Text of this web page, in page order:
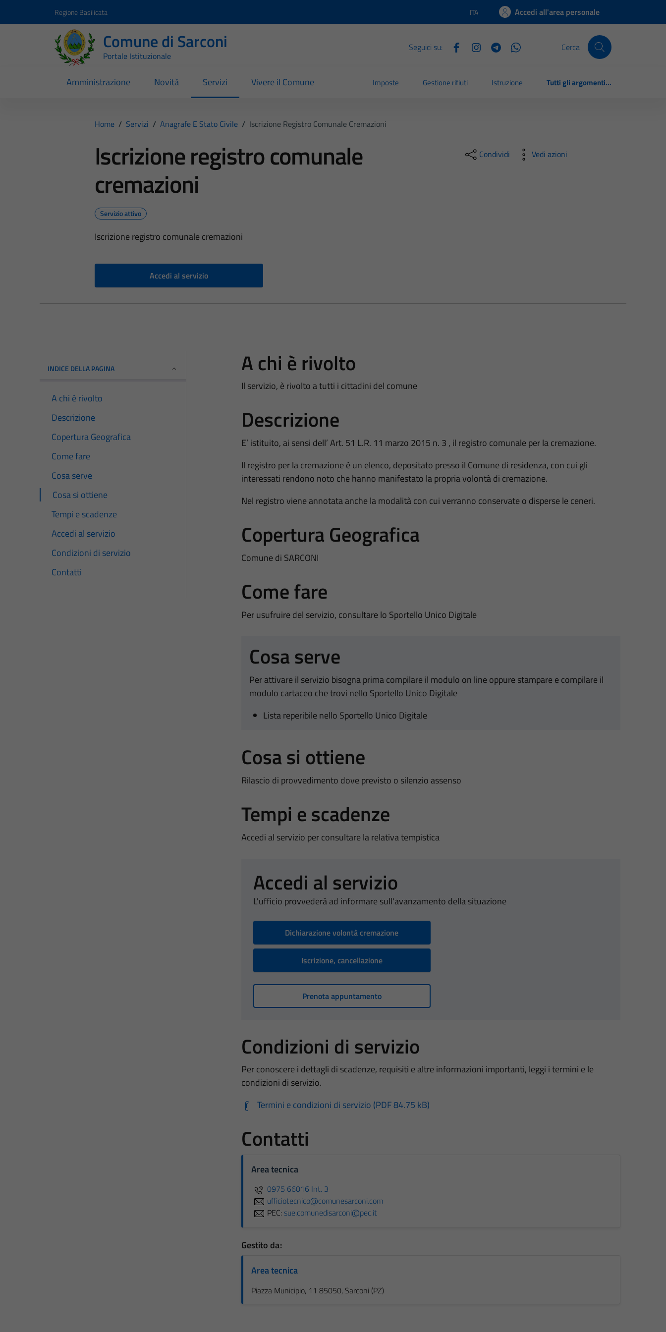
Regione Basilicata Lingua attiva:
ITA Accedi all'area personale
Comune di Sarconi
Portale Istituzionale
Seguici su: Cerca
Amministrazione Novità Servizi Vivere il Comune Imposte Gestione rifiuti Istruzione Tutti gli argomenti...
Home / Servizi / Anagrafe E Stato Civile / Iscrizione Registro Comunale Cremazioni
Iscrizione registro comunale
cremazioni
Servizio attivo
Iscrizione registro comunale cremazioni
Accedi al servizio
Condividi Vedi azioni
INDICE DELLA PAGINA
A chi è rivolto
Descrizione
Copertura Geografica
Come fare
Cosa serve
Cosa si ottiene
Tempi e scadenze
Accedi al servizio
Condizioni di servizio
Contatti
A chi è rivolto
Il servizio, è rivolto a tutti i cittadini del comune
Descrizione
E’ istituito, ai sensi dell’ Art. 51 L.R. 11 marzo 2015 n. 3 , il registro comunale per la cremazione.
Il registro per la cremazione è un elenco, depositato presso il Comune di residenza, con cui gli
interessati rendono noto che hanno manifestato la propria volontà di cremazione.
Nel registro viene annotata anche la modalità con cui verranno conservate o disperse le ceneri.
Copertura Geografica
Comune di SARCONI
Come fare
Per usufruire del servizio, consultare lo Sportello Unico Digitale
Cosa serve
Per attivare il servizio bisogna prima compilare il modulo on line oppure stampare e compilare il
modulo cartaceo che trovi nello Sportello Unico Digitale
Lista reperibile nello Sportello Unico Digitale
Cosa si ottiene
Rilascio di provvedimento dove previsto o silenzio assenso
Tempi e scadenze
Accedi al servizio per consultare la relativa tempistica
Accedi al servizio
L'ufficio provvederà ad informare sull'avanzamento della situazione
Dichiarazione volontà cremazione
Iscrizione, cancellazione
Prenota appuntamento
Condizioni di servizio
Per conoscere i dettagli di scadenze, requisiti e altre informazioni importanti, leggi i termini e le
condizioni di servizio.
Termini e condizioni di servizio (PDF 84.75 kB)
Contatti
Area tecnica
0975 66016 Int. 3
ufficiotecnico@comunesarconi.com
PEC: sue.comunedisarconi@pec.it
Gestito da:
Area tecnica
Piazza Municipio, 11 85050, Sarconi (PZ)